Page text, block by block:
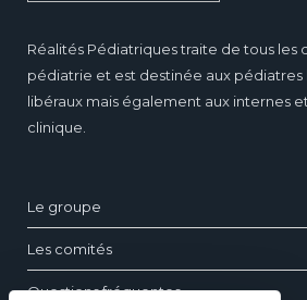
Réalités Pédiatriques traite de tous les
pédiatrie et est destinée aux pédiatres
libéraux mais également aux internes
clinique.
Le groupe
Les comités
Questions fréquentes